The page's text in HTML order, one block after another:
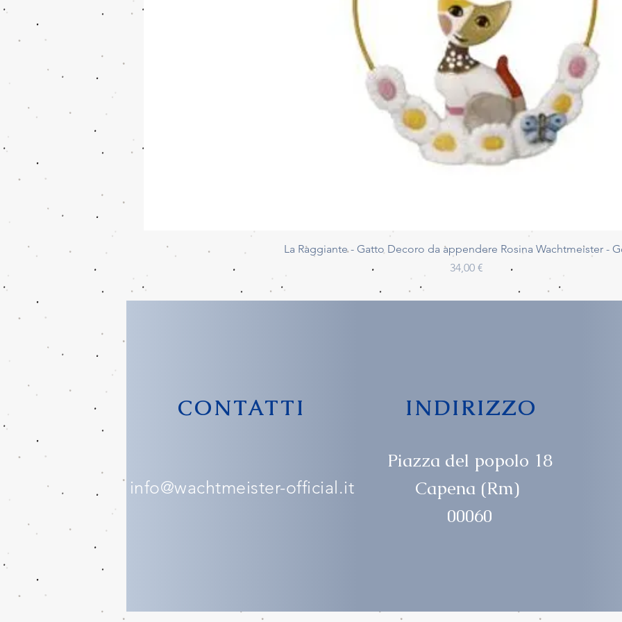
Vista rapida
La Raggiante - Gatto Decoro da appendere Rosina Wachtmeister -
Prezzo
34,00 €
CONTATTI
info@wachtmeister-official.it
INDIRIZZO
Piazza del popolo 18
Capena (Rm)
00060